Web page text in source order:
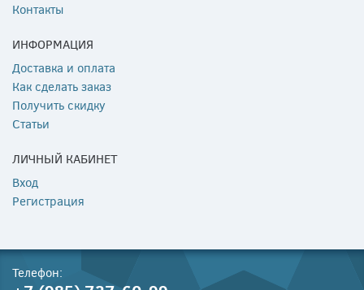
Контакты
ИНФОРМАЦИЯ
Доставка и оплата
Как сделать заказ
Получить скидку
Статьи
ЛИЧНЫЙ КАБИНЕТ
Вход
Регистрация
Телефон: